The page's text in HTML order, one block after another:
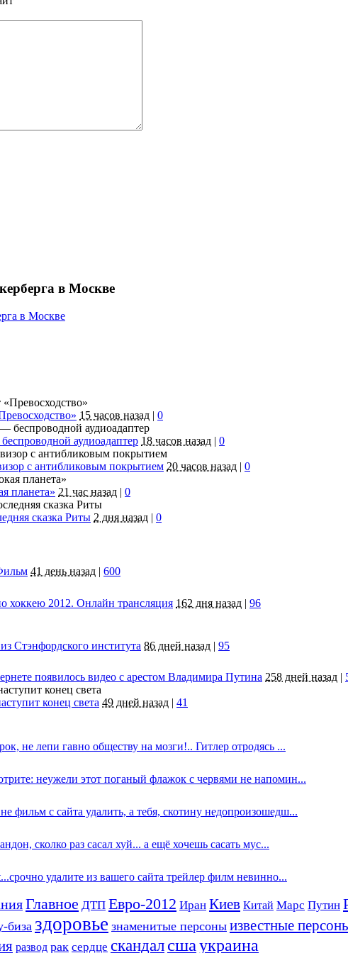
в Москве
15 часов назад | 0
аудиоадаптер 18 часов назад | 0
с антибликовым покрытием 20 часов назад | 0
планета» 21 час назад | 0
сказка Риты 2 дня назад | 0
41 день назад | 600
хоккею 2012. Онлайн трансляция 162 дня назад | 96
Стэнфордского института 86 дней назад | 95
появилось видео с арестом Владимира Путина 258 дней назад |
конец света 49 дней назад | 41
не лепи гавно обществу на мозги!.. Гитлер отродясь ...
неужели этот поганый флажок с червями не напомин...
фильм с сайта удалить, а тебя, скотину недопроизошедш...
сколко раз сасал хуй... а ещё хочешь сасать мус...
удалите из вашего сайта трейлер филм невинно...
Главное ДТП Евро-2012 Иран Киев Китай Марс Путин
биза здоровье знаменитые персоны известные
развод рак сердце скандал сшаукраина